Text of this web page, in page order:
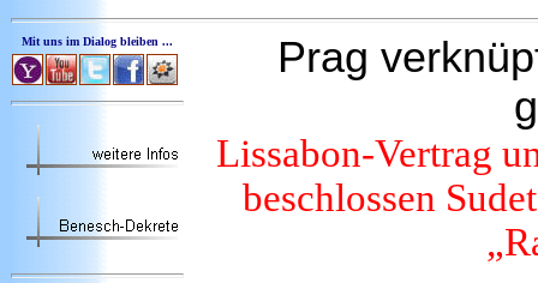
Mit uns im Dialog bleiben ...
Prag
Lissabon-Vertrag
beschlossen